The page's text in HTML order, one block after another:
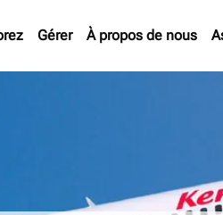
Gérer À propos de nous